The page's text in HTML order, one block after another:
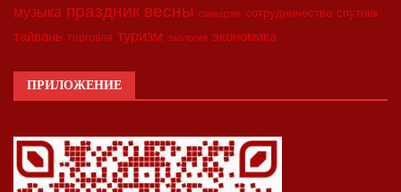
музыка праздник весны синьцзян сотрудничество спутник
тайвань торговля туризм экология экономика
ПРИЛОЖЕНИЕ